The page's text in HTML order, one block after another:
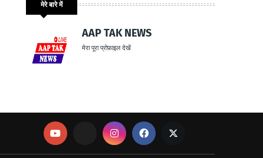
मेरे बारे में
AAP TAK NEWS
मेरा पूरा प्रोफ़ाइल देखें